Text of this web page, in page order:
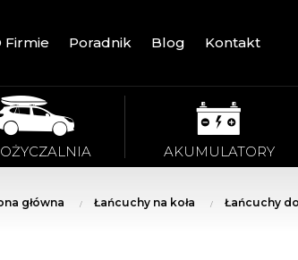
Firmie Poradnik Blog Kontakt
AKUMULATORY
główna Łańcuchy na koła Łańcuchy